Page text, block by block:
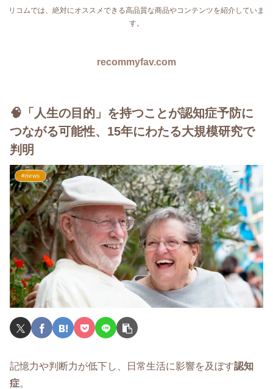
リコムでは、絶対にオススメできる高品質な商品やコンテンツを紹介していま
す。
recommyfav.com
🧠「人生の目的」を持つことが認知症予防に
つながる可能性、15年にわたる大規模研究で
判明
#news
記憶力や判断力が低下し、日常生活に影響を及ぼす認知
症。